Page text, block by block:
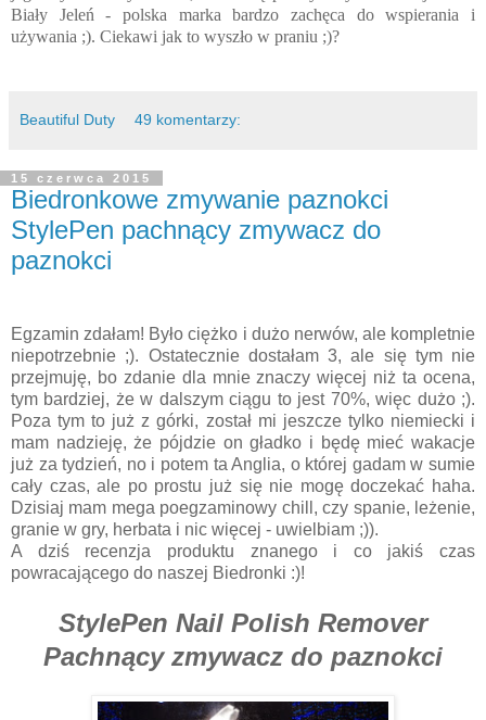
Biały Jeleń - polska marka bardzo zachęca do wspierania i
używania ;). Ciekawi jak to wyszło w praniu ;)?
Beautiful Duty 49 komentarzy:
15 czerwca 2015
Biedronkowe zmywanie paznokci
StylePen pachnący zmywacz do
paznokci
Egzamin zdałam! Było ciężko i dużo nerwów, ale kompletnie
niepotrzebnie ;). Ostatecznie dostałam 3, ale się tym nie
przejmuję, bo zdanie dla mnie znaczy więcej niż ta ocena,
tym bardziej, że w dalszym ciągu to jest 70%, więc dużo ;).
Poza tym to już z górki, został mi jeszcze tylko niemiecki i
mam nadzieję, że pójdzie on gładko i będę mieć wakacje
już za tydzień, no i potem ta Anglia, o której gadam w sumie
cały czas, ale po prostu już się nie mogę doczekać haha.
Dzisiaj mam mega poegzaminowy chill, czy spanie, leżenie,
granie w gry, herbata i nic więcej - uwielbiam ;)).
A dziś recenzja produktu znanego i co jakiś czas
powracającego do naszej Biedronki :)!
StylePen Nail Polish Remover
Pachnący zmywacz do paznokci